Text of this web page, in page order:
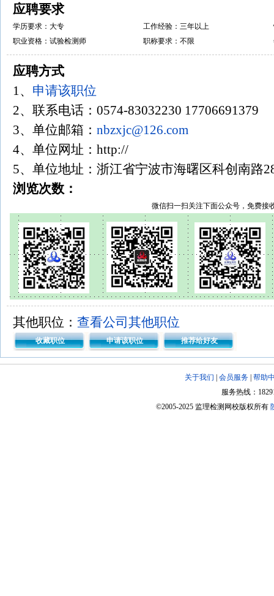
应聘要求
学历要求：大专 工作经验：三年以上
职业资格：试验检测师
职称要求：不限
应聘方式
1、 申请该职位
2、联系电话：0574-83032230
3、单位邮箱： nbzxjc@126.com
4、单位网址：http://
5、单位地址：浙江省宁波市海曙区科创南路
浏览次数：
微信扫一扫关注下面公众号，免费接
其他职位： 查看公司其他职位
收藏职位 申请该职位 推荐给好友
关于我们 会员服务 帮助
服务热线：
©2005-2025 监理检测网校版权所有